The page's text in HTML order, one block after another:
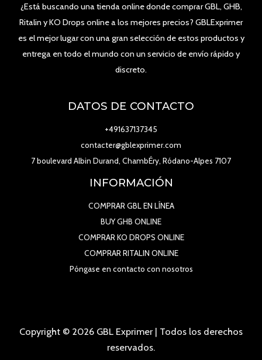
¿Está buscando una tienda online donde comprar GBL, GHB,
Ritalin y KO Drops online a los mejores precios? GBLExprimer
es el mejor lugar con una gran selección de estos productos y
entrega en todo el mundo con un servicio de envío rápido y
discreto.
DATOS DE CONTACTO
+491637137345
contacter@gblexprimer.com
7 boulevard Albin Durand, ChambÉry, Ródano-Alpes 7107
INFORMACIÓN
COMPRAR GBL EN LÍNEA
BUY GHB ONLINE
COMPRAR KO DROPS ONLINE
COMPRAR RITALIN ONLINE
Póngase en contacto con nosotros
Copyright © 2026 GBL Exprimer | Todos los derechos
reservados.